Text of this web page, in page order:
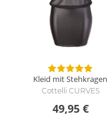
Kleid mit Stehkragen
Cottelli CURVES
49,95 €